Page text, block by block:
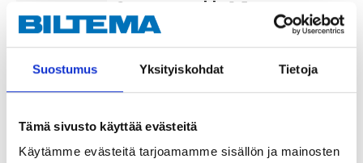
Suostumus Yksityiskohdat Tietoja
Tämä sivusto käyttää evästeitä
Käytämme evästeitä tarjoamamme sisällön ja mainosten
Connector cable 1.5 m
40-373
Sold online